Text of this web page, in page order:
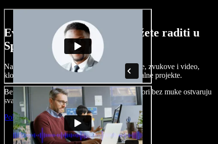
Evo malog pregleda što možete raditi u
Speechify Studiju.
Napravite voice overe, dodajte besplatne slike, zvukove i video,
klonirajte svoj glas i složite sjajne audio-vizualne projekte.
Bez učenja i sve dostupno u pregledniku, autori bez muke ostvaruju
svaku kreativnu ideju.
Pokreni Studio